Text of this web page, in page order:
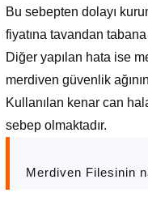
Bu sebepten dolayı
fiyatına tavandan
Diğer yapılan hata ise
merdiven güvenlik
Kullanılan kenar can
sebep olmaktadır.
Merdiven Filesinin